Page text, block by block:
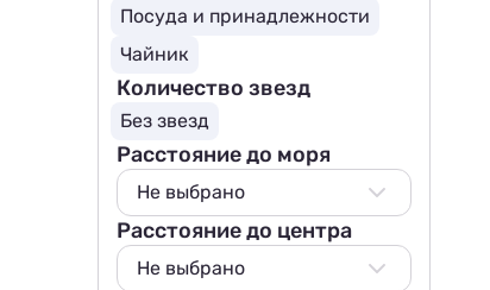
Посуда и принадлежности
Чайник
Количество звезд
Без звезд
Расстояние до моря
Не выбрано
Не выбрано
50 м
Расстояние до центра
Не выбрано